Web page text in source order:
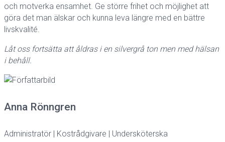
och motverka ensamhet. Ge större frihet och möjlighet att
göra det man älskar och kunna leva längre med en bättre
livskvalité.
Låt oss fortsätta att åldras i en silvergrå ton men med hälsan
i behåll.
Anna Rönngren
Administratör | Kostrådgivare | Undersköterska